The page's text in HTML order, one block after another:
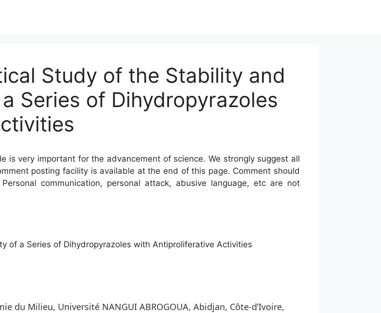
Study of the Stability and
Series of Dihydropyrazoles
is very important for the advancement of science. We strongly suggest all
posting facility is available at the end of this page. Comment should
communication, personal attack, abusive language, etc are not
of a Series of Dihydropyrazoles with Antiproliferative Activities
du Milieu, Université NANGUI ABROGOUA, Abidjan, Côte-d’Ivoire,